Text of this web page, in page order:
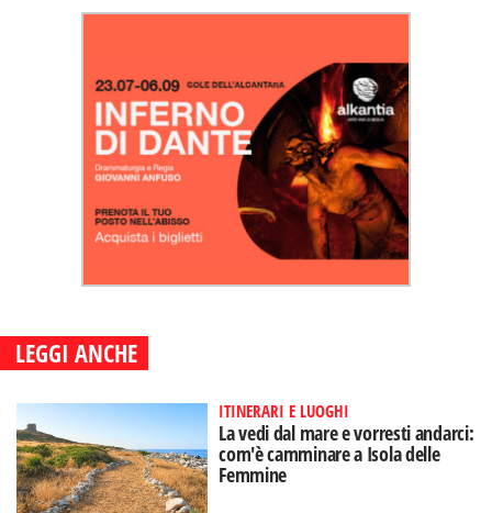
LEGGI ANCHE
ITINERARI E LUOGHI
La vedi dal mare e vorresti andarci:
com'è camminare a Isola delle
Femmine